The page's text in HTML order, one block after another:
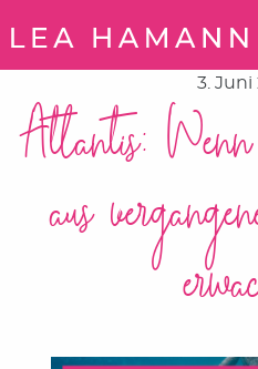
3. Juni
Atlantis:
aus